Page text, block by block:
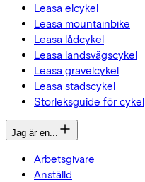
Leasa elcykel
Leasa mountainbike
Leasa lådcykel
Leasa landsvägscykel
Leasa gravelcykel
Leasa stadscykel
Storleksguide för cykel
Jag är en...
Arbetsgivare
Anställd